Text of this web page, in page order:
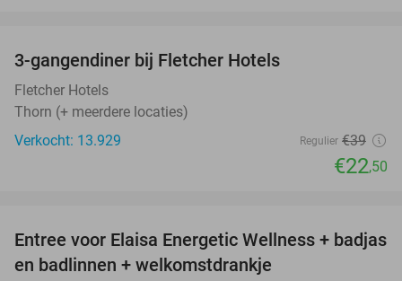
3-gangendiner bij Fletcher Hotels
Fletcher Hotels
Thorn (+ meerdere locaties)
Verkocht: 13.929
Regulier €39
€22,50
34%
Entree voor Elaisa Energetic Wellness + badjas
en badlinnen + welkomstdrankje